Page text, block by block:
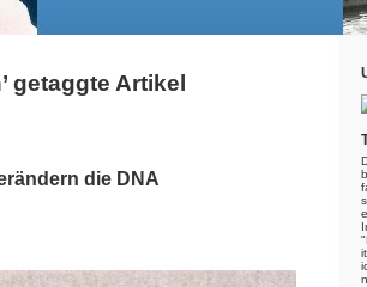
getaggte Artikel
die DNA